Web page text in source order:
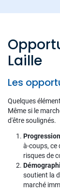
Laille
Les
Quelques
Même si le
d'être soulignés.
à-coups, ce
risques de
soutient la
marché